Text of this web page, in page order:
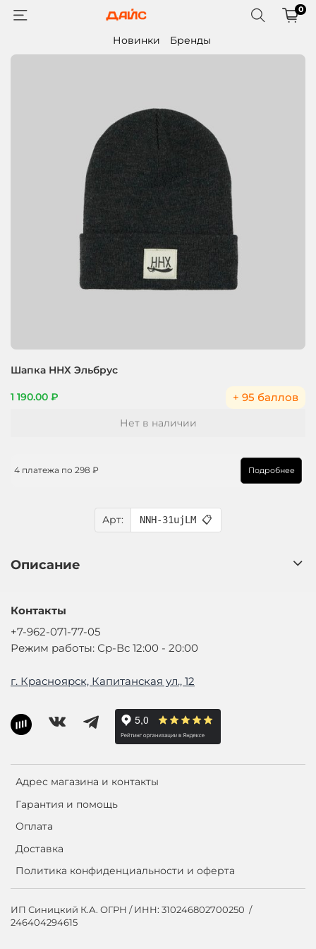
0
Новинки Бренды
Шапка ННХ Эльбрус
1 190.00 ₽ + 95 баллов
Арт: NNH-31ujLM 📋
Нет в наличии
4 платежа по 298 ₽ Подробнее
Описание
Адрес магазина и контакты
Гарантия и помощь
Оплата
Доставка
Политика конфиденциальности и оферта
Контакты
+7-962-071-77-05
Режим работы: Ср-Вс 12:00 - 20:00
г. Красноярск, Капитанская ул., 12
ИП Синицкий К.А. ОГРН / ИНН: 310246802700250 /
246404294615